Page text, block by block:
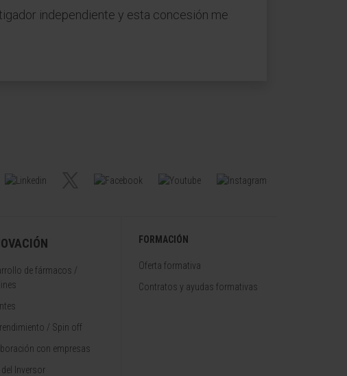
independiente y esta concesión me
de fármacos /
/ Spin off
con empresas
del Inversor
FORMACIÓN
Oferta formativa
Contratos y ayudas formativas